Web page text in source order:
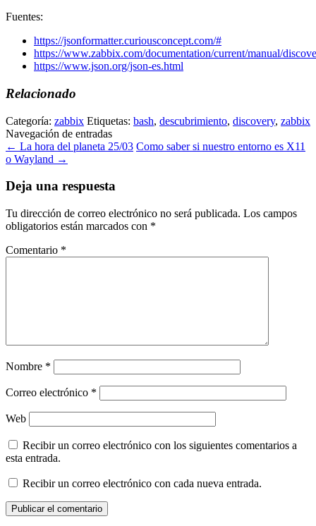
Fuentes:
https://jsonformatter.curiousconcept.com/#
https://www.zabbix.com/documentation/current/manual/
https://www.json.org/json-es.html
Relacionado
Categoría: zabbix Etiquetas: bash, descubrimiento, discovery, zabbix
Navegación de entradas
← La hora del planeta 25/03 Como saber si nuestro entorno es X11
o Wayland →
Deja una respuesta
Tu dirección de correo electrónico no será publicada. Los campos
obligatorios están marcados con *
Comentario *
Nombre *
Correo electrónico *
Web
Recibir un correo electrónico con los siguientes comentarios a
esta entrada.
Recibir un correo electrónico con cada nueva entrada.